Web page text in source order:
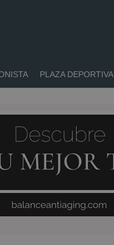
PLAZA DEPORTIVA